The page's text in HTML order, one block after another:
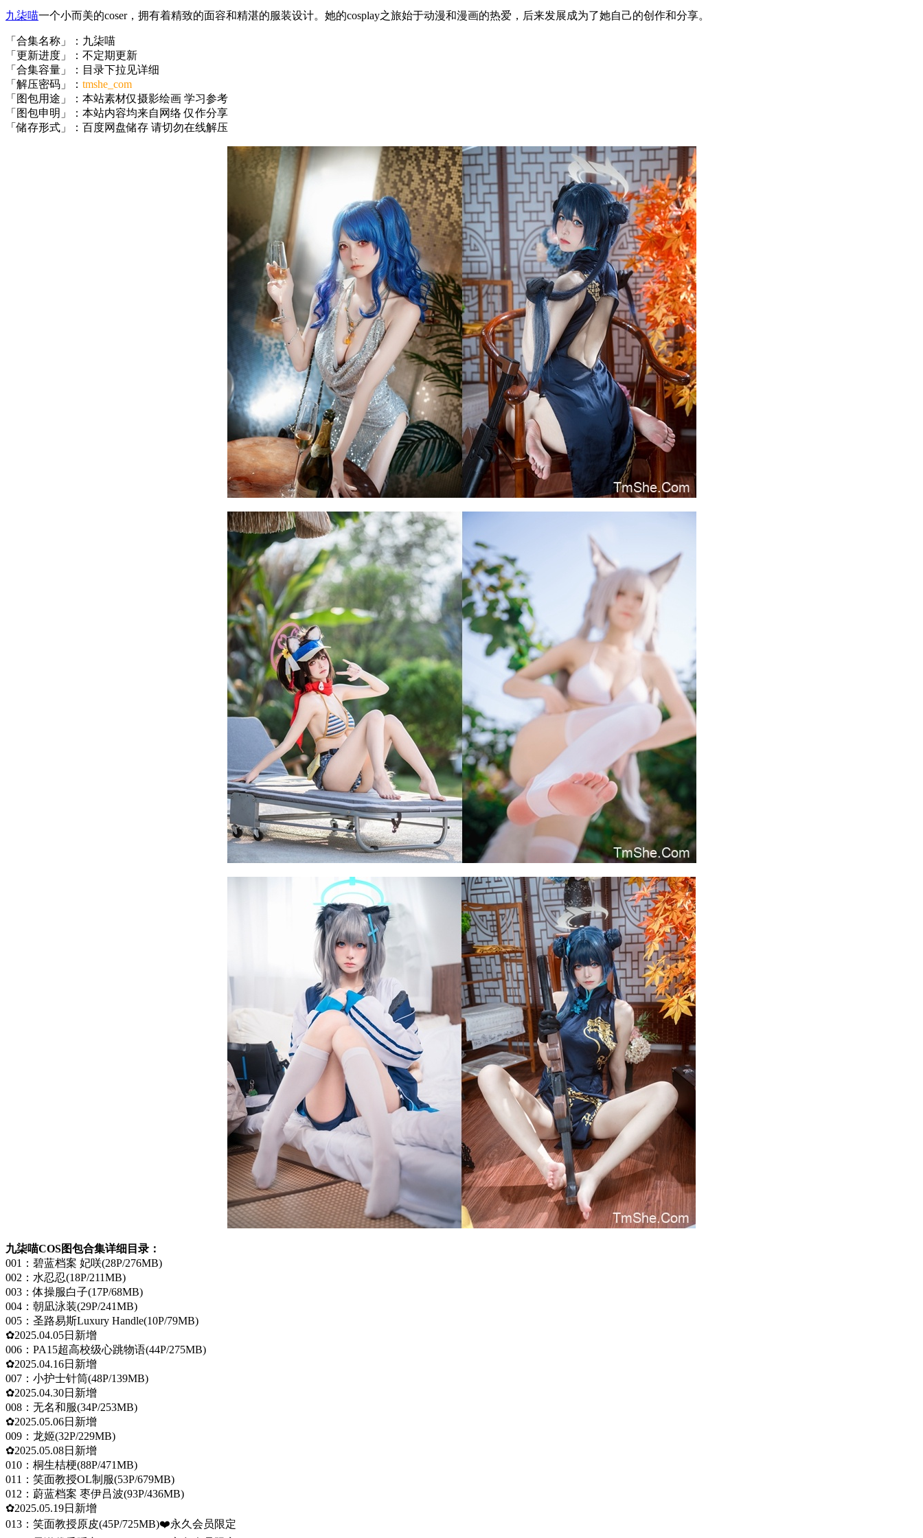
九柒喵一个小而美的coser，拥有着精致的面容和精湛的服装设计。她的cosplay之旅始于动漫和漫画的热爱，后来发展成为了她自己的创作和分享。
「合集名称」：九柒喵
「更新进度」：不定期更新
「合集容量」：目录下拉见详细
「解压密码」： tmshe_com
「图包用途」：本站素材仅摄影绘画 学习参考
「图包申明」：本站内容均来自网络 仅作分享
「储存形式」：百度网盘储存 请切勿在线解压
九柒喵COS图包合集详细目录：
001：碧蓝档案 妃咲(28P/276MB)
002：水忍忍(18P/211MB)
003：体操服白子(17P/68MB)
004：朝凪泳装(29P/241MB)
005：圣路易斯Luxury Handle(10P/79MB)
✿2025.04.05日新增
006：PA15超高校级心跳物语(44P/275MB)
✿2025.04.16日新增
007：小护士针筒(48P/139MB)
✿2025.04.30日新增
008：无名和服(34P/253MB)
✿2025.05.06日新增
009：龙姬(32P/229MB)
✿2025.05.08日新增
010：桐生桔梗(88P/471MB)
011：笑面教授OL制服(53P/679MB)
012：蔚蓝档案 枣伊吕波(93P/436MB)
✿2025.05.19日新增
013：笑面教授原皮(45P/725MB)❤️永久会员限定